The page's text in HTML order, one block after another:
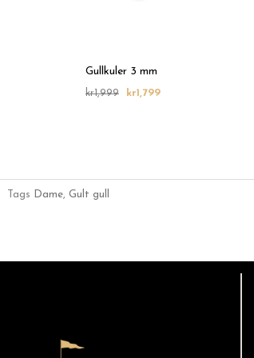
Gullkuler 3 mm
kr1,999 kr1,799
Tags Dame, Gult gull